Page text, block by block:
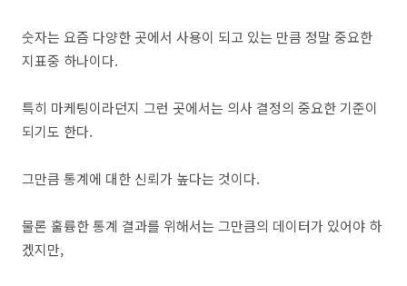
숫자는 요즘 다양한 곳에서 사용이 되고 있는 만큼 정말 중요한
지표중 하나이다.
특히 마케팅이라던지 그런 곳에서는 의사 결정의 중요한 기준이
되기도 한다.
그만큼 통계에 대한 신뢰가 높다는 것이다.
물론 훌륭한 통계 결과를 위해서는 그만큼의 데이터가 있어야 하
겠지만,